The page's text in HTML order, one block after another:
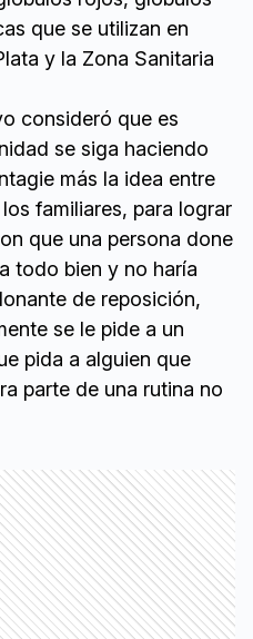
que se utilizan en
y la Zona Sanitaria
consideró que es
se siga haciendo
más la idea entre
familiares, para lograr
que una persona done
todo bien y no haría
de reposición,
se le pide a un
pida a alguien que
parte de una rutina no